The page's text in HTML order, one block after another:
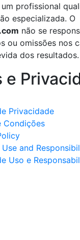
profissional
especializada. O
não se
ou omissões nos
dos resultados.
e
Privacidade
Condições
and
Uso e